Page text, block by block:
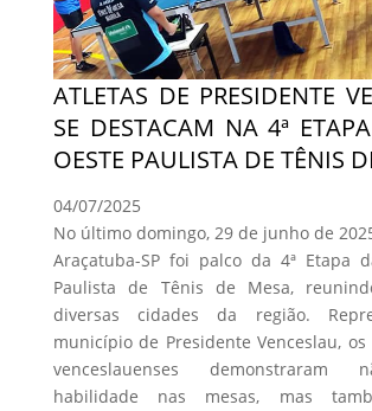
ATLETAS DE PRESIDENTE
SE DESTACAM NA 4ª
OESTE PAULISTA DE TÊNIS
04/07/2025
No último domingo, 29 de junho de
Araçatuba-SP foi palco da 4ª Etapa
Paulista de Tênis de Mesa,
diversas cidades da região.
município de Presidente Venceslau, os
venceslauenses demonstraram
habilidade nas mesas, mas